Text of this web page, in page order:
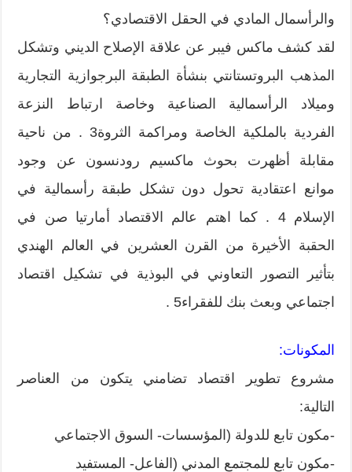
والرأسمال المادي في الحقل الاقتصادي؟
لقد كشف ماكس فيبر عن علاقة الإصلاح الديني وتشكل
المذهب البروتستانتي بنشأة الطبقة البرجوازية التجارية
وميلاد الرأسمالية الصناعية وخاصة ارتباط النزعة
الفردية بالملكية الخاصة ومراكمة الثروة3 . من ناحية
مقابلة أظهرت بحوث ماكسيم رودنسون عن وجود
موانع اعتقادية تحول دون تشكل طبقة رأسمالية في
الإسلام 4 . كما اهتم عالم الاقتصاد أمارتيا صن في
الحقبة الأخيرة من القرن العشرين في العالم الهندي
بتأثير التصور التعاوني في البوذية في تشكيل اقتصاد
اجتماعي وبعث بنك للفقراء5 .
المكونات:
مشروع تطوير اقتصاد تضامني يتكون من العناصر
التالية:
-مكون تابع للدولة (المؤسسات- السوق الاجتماعي
-مكون تابع للمجتمع المدني (الفاعل- المستفيد